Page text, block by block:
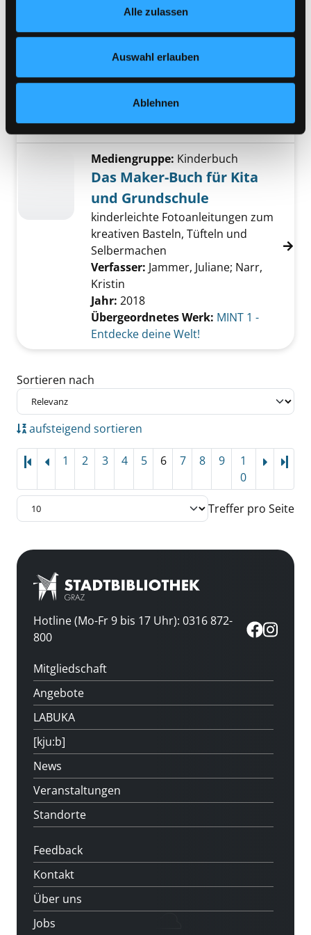
jederzeit widerrufen und Ihre Einstellungen verändern.
Nähere Informationen finden Sie in unserer
Alle zulassen
Auswahl erlauben
Ablehnen
Kindergarten
Verfasser:Odemarck, Maria [Verf.]
Schaper, Silke
Übergeordnetes Werk:
Entdecke deine Welt!
Mediengruppe: Kinderbuch
Das Maker-Buch für Kita
und Grundschule
kinderleichte Fotoanleitungen zum
kreativen Basteln, Tüfteln und
Selbermachen
Verfasser: Jammer, Juliane; Narr,
Kristin
Jahr: 2018
Übergeordnetes Werk: MINT 1 -
Entdecke deine Welt!
Zu den Suchfiltern springen
Sortieren nach
aufsteigend sortieren
1 2 3 4 5 6 7 8 9
1
0
Treffer pro Seite
Hotline (Mo-Fr 9 bis 17 Uhr): 0316 872-
800
Mitgliedschaft
Angebote
LABUKA
[kju:b]
News
Veranstaltungen
Standorte
Feedback
Kontakt
Über uns
Jobs